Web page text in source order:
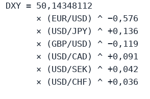
DXY = 50,14348112
      × (EUR/USD) ^ −0,576
      × (USD/JPY) ^ +0,136
      × (GBP/USD) ^ −0,119
      × (USD/CAD) ^ +0,091
      × (USD/SEK) ^ +0,042
      × (USD/CHF) ^ +0,036